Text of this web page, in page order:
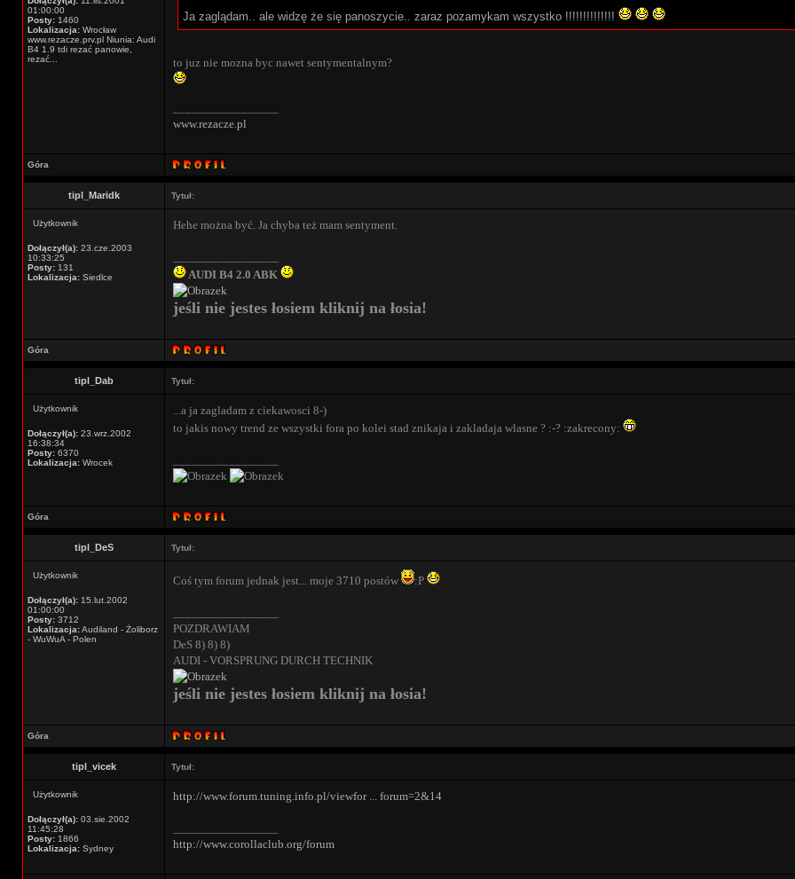
01:00:00
Posty: 1460
Lokalizacja: Wrocław
www.rezacze.prv.pl Niunia: Audi
B4 1.9 tdi rezać panowie,
rezać...
Ja zaglądam.. ale widzę że się panoszycie.. zaraz pozamykam wszystko !!!!!!!!!!!!!!
to juz nie mozna byc nawet sentymentalnym?
www.rezacze.pl
Góra
tipl_Maridk Tytuł:
Użytkownik
Dołączył(a): 23.cze.2003
10:33:25
Posty: 131
Lokalizacja: Siedlce
Hehe można być. Ja chyba też mam sentyment.
AUDI B4 2.0 ABK
jeśli nie jestes łosiem kliknij na łosia!
Góra
tipl_Dab Tytuł:
Użytkownik
Dołączył(a): 23.wrz.2002
16:38:34
Posty: 6370
Lokalizacja: Wrocek
...a ja zagladam z ciekawosci 8-)
to jakis nowy trend ze wszystki fora po kolei stad znikaja i zakladaja wlasne ? :-? :zakrecony:
Góra
tipl_DeS Tytuł:
Użytkownik
Dołączył(a): 15.lut.2002
01:00:00
Posty: 3712
Lokalizacja:Audiland - Żoliborz
- WuWuA - Polen
Coś tym forum jednak jest... moje 3710 postów :P
POZDRAWIAM
DeS 8) 8) 8)
AUDI - VORSPRUNG DURCH TECHNIK
jeśli nie jestes łosiem kliknij na łosia!
Góra
tipl_vicek Tytuł:
Użytkownik
Dołączył(a): 03.sie.2002
11:45:28
Posty: 1866
Lokalizacja: Sydney
http://www.forum.tuning.info.pl/viewfor ... forum=2&14
http://www.corollaclub.org/forum